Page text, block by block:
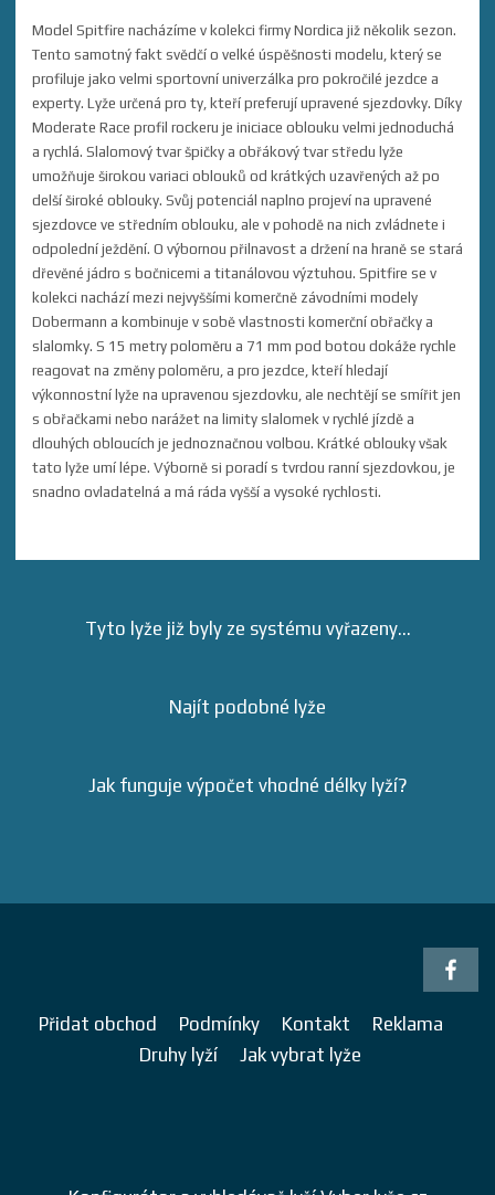
Model Spitfire nacházíme v kolekci firmy Nordica již několik sezon.
Tento samotný fakt svědčí o velké úspěšnosti modelu, který se
profiluje jako velmi sportovní univerzálka pro pokročilé jezdce a
experty. Lyže určená pro ty, kteří preferují upravené sjezdovky. Díky
Moderate Race profil rockeru je iniciace oblouku velmi jednoduchá
a rychlá. Slalomový tvar špičky a obřákový tvar středu lyže
umožňuje širokou variaci oblouků od krátkých uzavřených až po
delší široké oblouky. Svůj potenciál naplno projeví na upravené
sjezdovce ve středním oblouku, ale v pohodě na nich zvládnete i
odpolední ježdění. O výbornou přilnavost a držení na hraně se stará
dřevěné jádro s bočnicemi a titanálovou výztuhou. Spitfire se v
kolekci nachází mezi nejvyššími komerčně závodními modely
Dobermann a kombinuje v sobě vlastnosti komerční obřačky a
slalomky. S 15 metry poloměru a 71 mm pod botou dokáže rychle
reagovat na změny poloměru, a pro jezdce, kteří hledají
výkonnostní lyže na upravenou sjezdovku, ale nechtějí se smířit jen
s obřačkami nebo narážet na limity slalomek v rychlé jízdě a
dlouhých obloucích je jednoznačnou volbou. Krátké oblouky však
tato lyže umí lépe. Výborně si poradí s tvrdou ranní sjezdovkou, je
snadno ovladatelná a má ráda vyšší a vysoké rychlosti.
Tyto lyže již byly ze systému vyřazeny...
Najít podobné lyže
Jak funguje výpočet vhodné délky lyží?
Přidat obchod Podmínky Kontakt
Reklama
Druhy lyží
Jak vybrat lyže